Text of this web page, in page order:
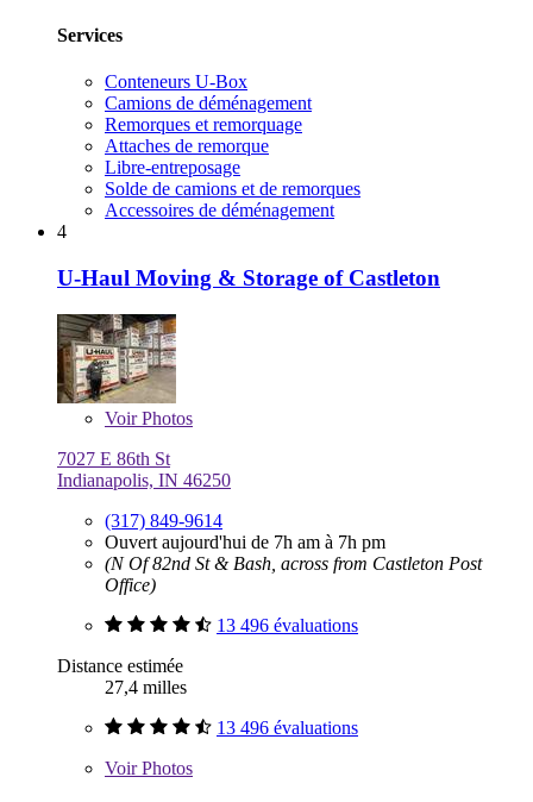
Services
Conteneurs U-Box
Camions de déménagement
Remorques et remorquage
Attaches de remorque
Libre-entreposage
Solde de camions et de remorques
Accessoires de déménagement
4
U-Haul Moving & Storage of Castleton
VoirPhotos
7027 E 86th St
Indianapolis, IN 46250
(317) 849-9614
Ouvert aujourd'hui de 7h am à 7h pm
(N Of 82nd St & Bash, across from Castleton Post
Office)
13 496 évaluations
Distance estimée
27,4 milles
13 496 évaluations
VoirPhotos